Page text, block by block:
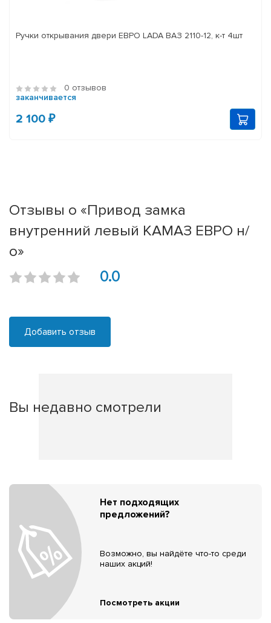
Ручки открывания двери ЕВРО LADA ВАЗ 2110-12, к-т 4шт
0 отзывов
заканчивается
2 100 ₽
Отзывы о «Привод замка
внутренний левый КАМАЗ ЕВРО н/
о»
0.0
Добавить отзыв
Вы недавно смотрели
Нет подходящих
предложений?
Возможно, вы найдёте что-то среди
наших акций!
Посмотреть акции